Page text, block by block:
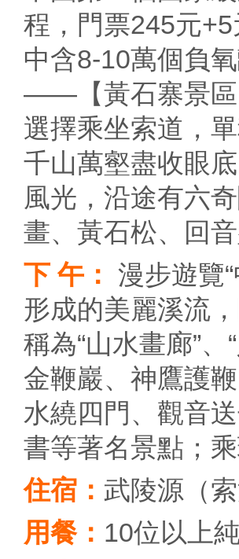
程，門票245元
中含8-10萬個負
——【黃石寨景區
選擇乘坐索道，
千山萬壑盡收眼
風光，沿途有六
畫、黃石松、回
下 午：
漫步遊覽
形成的美麗溪流
稱為“山水畫廊”
金鞭巖、神鷹護
水繞四門、觀音
書等著名景點；
住宿： 武陵源（索
用餐： 10位以上